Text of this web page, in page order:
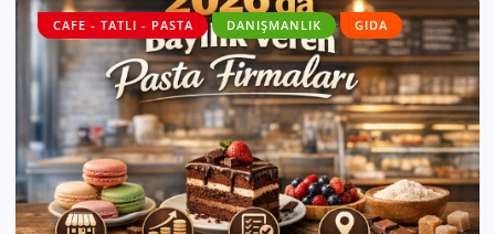
CAFE - TATLI - PASTA DANIŞMANLIK GIDA